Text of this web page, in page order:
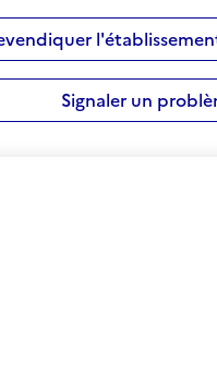
Signaler un